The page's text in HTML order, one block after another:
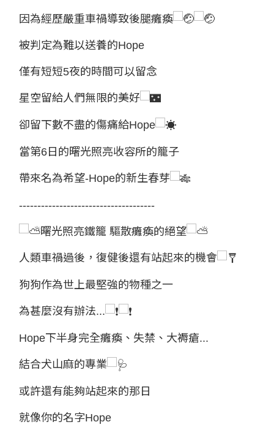
因為經歷嚴重車禍導致後腿癱瘓
被判定為難以送養的Hope
僅有短短5夜的時間可以留念
星空留給人們無限的美好
卻留下數不盡的傷痛給Hope
當第6日的曙光照亮收容所的籠子
帶來名為希望-Hope的新生春芽
-------------------------------------
曙光照亮鐵籠 驅散癱瘓的絕望
人類車禍過後，復健後還有站起來的機會
狗狗作為世上最堅強的物種之一
為甚麼沒有辦法...
Hope下半身完全癱瘓、失禁、大褥瘡...
結合犬山麻的專業
或許還有能夠站起來的那日
就像你的名字Hope